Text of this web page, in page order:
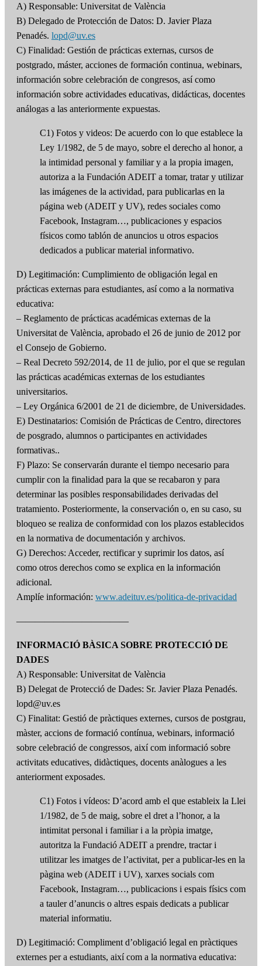
A) Responsable: Universitat de València
B) Delegado de Protección de Datos: D. Javier Plaza
Penadés. lopd@uv.es
C) Finalidad: Gestión de prácticas externas, cursos de
postgrado, máster, acciones de formación continua, webinars,
información sobre celebración de congresos, así como
información sobre actividades educativas, didácticas, docentes
análogas a las anteriormente expuestas.
C1) Fotos y videos: De acuerdo con lo que establece la
Ley 1/1982, de 5 de mayo, sobre el derecho al honor, a
la intimidad personal y familiar y a la propia imagen,
autoriza a la Fundación ADEIT a tomar, tratar y utilizar
las imágenes de la actividad, para publicarlas en la
página web (ADEIT y UV), redes sociales como
Facebook, Instagram…, publicaciones y espacios
físicos como tablón de anuncios u otros espacios
dedicados a publicar material informativo.
D) Legitimación: Cumplimiento de obligación legal en
prácticas externas para estudiantes, así como a la normativa
educativa:
– Reglamento de prácticas académicas externas de la
Universitat de València, aprobado el 26 de junio de 2012 por
el Consejo de Gobierno.
– Real Decreto 592/2014, de 11 de julio, por el que se regulan
las prácticas académicas externas de los estudiantes
universitarios.
– Ley Orgánica 6/2001 de 21 de diciembre, de Universidades.
E) Destinatarios: Comisión de Prácticas de Centro, directores
de posgrado, alumnos o participantes en actividades
formativas..
F) Plazo: Se conservarán durante el tiempo necesario para
cumplir con la finalidad para la que se recabaron y para
determinar las posibles responsabilidades derivadas del
tratamiento. Posteriormente, la conservación o, en su caso, su
bloqueo se realiza de conformidad con los plazos establecidos
en la normativa de documentación y archivos.
G) Derechos: Acceder, rectificar y suprimir los datos, así
como otros derechos como se explica en la información
adicional.
Amplíe información: www.adeituv.es/politica-de-privacidad
————————————
INFORMACIÓ BÀSICA SOBRE PROTECCIÓ DE
DADES
A) Responsable: Universitat de València
B) Delegat de Protecció de Dades: Sr. Javier Plaza Penadés.
lopd@uv.es
C) Finalitat: Gestió de pràctiques externes, cursos de postgrau,
màster, accions de formació contínua, webinars, informació
sobre celebració de congressos, així com informació sobre
activitats educatives, didàctiques, docents anàlogues a les
anteriorment exposades.
C1) Fotos i vídeos: D’acord amb el que estableix la Llei
1/1982, de 5 de maig, sobre el dret a l’honor, a la
intimitat personal i familiar i a la pròpia imatge,
autoritza la Fundació ADEIT a prendre, tractar i
utilitzar les imatges de l’activitat, per a publicar-les en la
pàgina web (ADEIT i UV), xarxes socials com
Facebook, Instagram…, publicacions i espais físics com
a tauler d’anuncis o altres espais dedicats a publicar
material informatiu.
D) Legitimació: Compliment d’obligació legal en pràctiques
externes per a estudiants, així com a la normativa educativa: